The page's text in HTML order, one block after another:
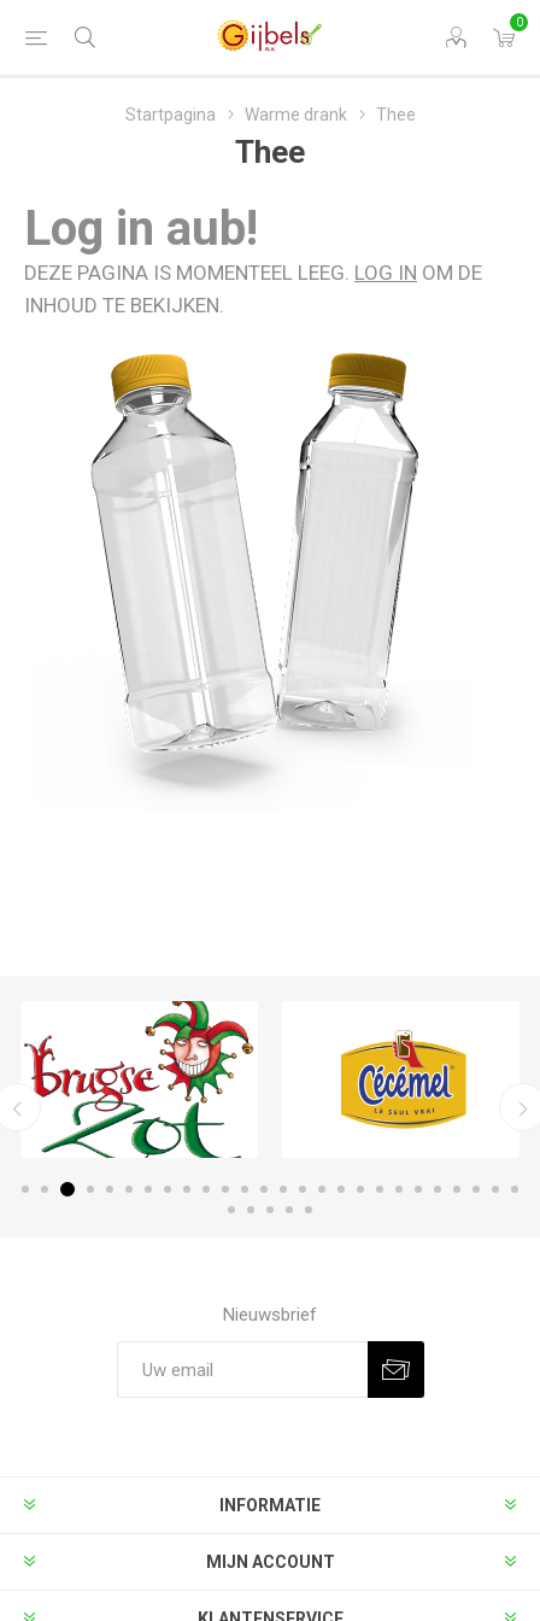
0
Startpagina Warme drank Thee
Thee
Log in aub!
DEZE PAGINA IS MOMENTEEL LEEG. LOG IN OM DE
INHOUD TE BEKIJKEN.
Nieuwsbrief
INFORMATIE
MIJN ACCOUNT